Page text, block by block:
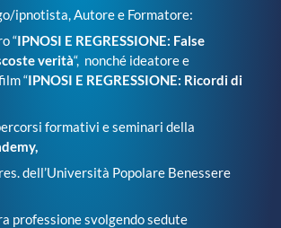
ipnotista, Autore e Formatore:
“IPNOSI E REGRESSIONE: False
verità“, nonché ideatore e
“IPNOSI E REGRESSIONE: Ricordi di
formativi e seminari della
dell’Università Popolare Benessere
professione svolgendo sedute